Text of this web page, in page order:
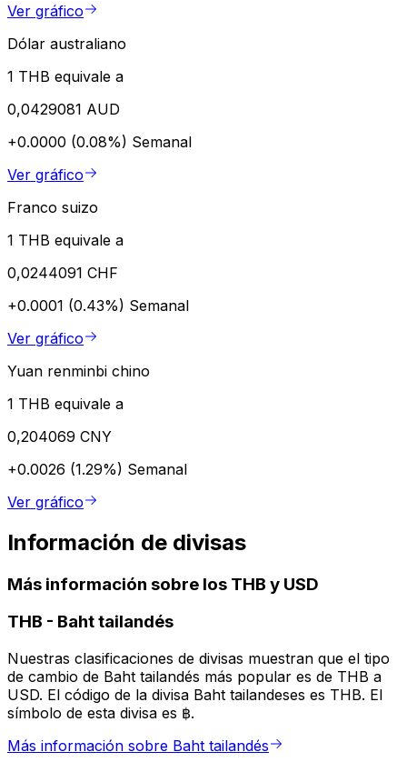
Ver gráfico
Dólar australiano
1 THB equivale a
0,0429081 AUD
+0.0000 (0.08%) Semanal
Ver gráfico
Franco suizo
1 THB equivale a
0,0244091 CHF
+0.0001 (0.43%) Semanal
Ver gráfico
Yuan renminbi chino
1 THB equivale a
0,204069 CNY
+0.0026 (1.29%) Semanal
Ver gráfico
Información de divisas
Más información sobre los THB y USD
THB - Baht tailandés
Nuestras clasificaciones de divisas muestran que el tipo
de cambio de Baht tailandés más popular es de THB a
USD. El código de la divisa Baht tailandeses es THB. El
símbolo de esta divisa es ฿.
Más información sobre Baht tailandés